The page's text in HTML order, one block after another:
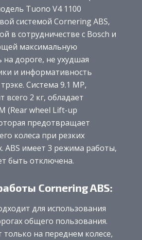
Tuono V4 1100
системой Cornering ABS,
в сотрудничестве с Bosch и
максимальную
на дороге, не ухудшая
и информативность
Система 9.1 MP,
всего 2 кг, обладает
(Rear wheel Lift-up
предотвращает
колеса при резких
ABS имеет 3 режима работы,
быть отключена.
Cornering ABS:
для использования
общего пользования.
только на переднем колесе,